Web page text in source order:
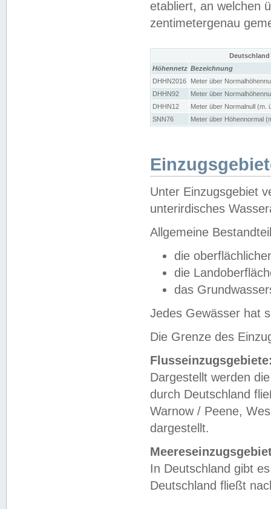
etabliert, an welchen
zentimetergenau
Höhennetz Bezeichnung
DHHN2016
Meter über
DHHN92
Meter über
DHHN12
Meter über Normalnull (m.
SNN76
Meter über Höhennormal
Unter Einzugsgebiet
unterirdisches
Allgemeine
die
die
das
Jedes Gewässer hat
Die Grenze des
Dargestellt werden
durch Deutschland
Warnow / Peene,
dargestellt.
In Deutschland gibt
Deutschland fließt